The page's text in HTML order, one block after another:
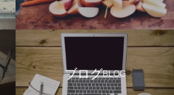
ブログBLOG